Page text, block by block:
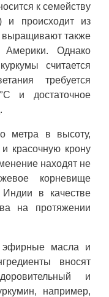
к семейству
и происходит из
также
Однако
считается
требуется
и достаточное
метра в высоту,
красочную крону
находят не
корневище
в качестве
на протяжении
эфирные масла и
вносят
и
например,